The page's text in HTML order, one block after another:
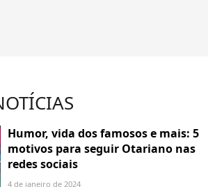
Humor, vida dos famosos e mais: 5
motivos para seguir Otariano nas
redes sociais
4 de janeiro de 2024